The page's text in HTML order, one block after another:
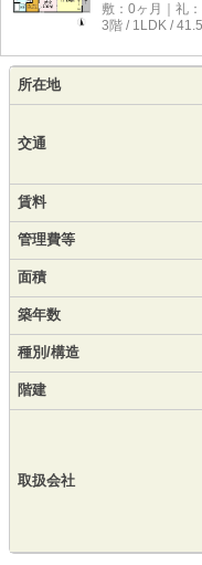
敷：0ヶ月｜礼
3階 / 1LDK /
所在地
交通
賃料
管理費等
面積
築年数
種別/構造
階建
取扱会社